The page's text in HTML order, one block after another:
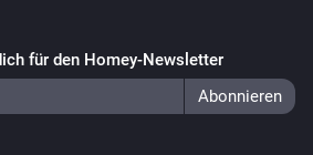
für den Homey-Newsletter